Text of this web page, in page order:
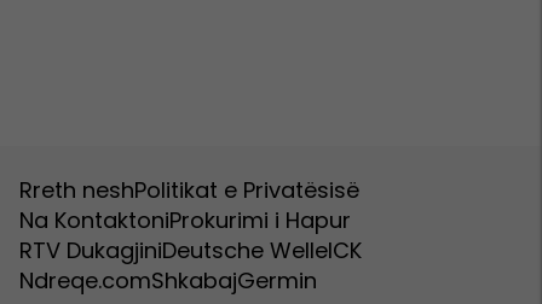
Rreth neshPolitikat e Privatësisë
Na KontaktoniProkurimi i Hapur
RTV DukagjiniDeutsche WelleICK
Ndreqe.comShkabajGermin